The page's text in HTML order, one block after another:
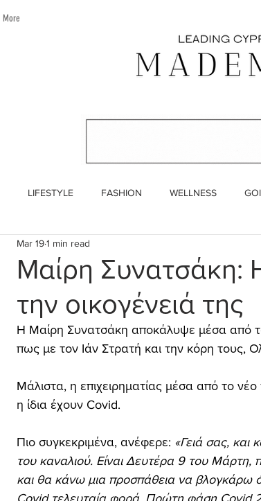
More
LIFESTYLE FASHION WELLNESS
Μαίρη Συνατσάκη:
την οικογένειά της
Mar 191 min read
Η Μαίρη Συνατσάκη αποκάλυψε μέσα από
πως με τον Ιάν Στρατή και την κόρη τους,
Μάλιστα, η επιχειρηματίας μέσα από το
η ίδια έχουν Covid.
Πιο συγκεκριμένα, ανέφερε: «Γειά σας,
του καναλιού. Είναι Δευτέρα 9 του
και θα κάνω μια προσπάθεια να
Covid τελευταία φορά. Πρώτη φάση Covid